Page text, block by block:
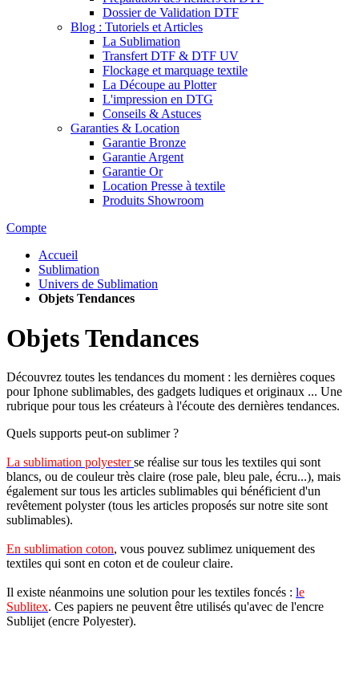
Dossier de Validation DTF
Blog : Tutoriels et Articles
La Sublimation
Transfert DTF & DTF UV
Flockage et marquage textile
La Découpe au Plotter
L'impression en DTG
Conseils & Astuces
Garanties & Location
Garantie Bronze
Garantie Argent
Garantie Or
Location Presse à textile
Produits Showroom
Compte
Accueil
Sublimation
Univers de Sublimation
Objets Tendances
Objets Tendances
Découvrez toutes les tendances du moment : les dernières coques
pour Iphone sublimables, des gadgets ludiques et originaux ... Une
rubrique pour tous les créateurs à l'écoute des dernières tendances.
Quels supports peut-on sublimer ?
La sublimation polyesterse réalise sur tous les textiles qui sont
blancs, ou de couleur très claire (rose pale, bleu pale, écru...), mais
également sur tous les articles sublimables qui bénéficient d'un
revêtement polyster (tous les articles proposés sur notre site sont
sublimables).
En sublimation coton, vous pouvez sublimez uniquement des
textiles qui sont en coton et de couleur claire.
Il existe néanmoins une solution pour les textiles foncés : le
Sublitex. Ces papiers ne peuvent être utilisés qu'avec de l'encre
Sublijet (encre Polyester).